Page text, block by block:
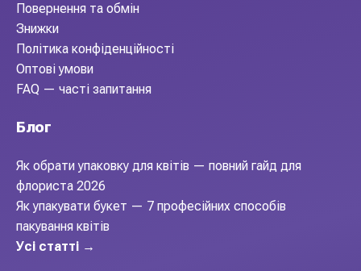
Повернення та обмін
Знижки
Політика конфіденційності
Оптові умови
FAQ — часті запитання
Блог
Як обрати упаковку для квітів — повний гайд для
флориста 2026
Як упакувати букет — 7 професійних способів
пакування квітів
Усі статті →